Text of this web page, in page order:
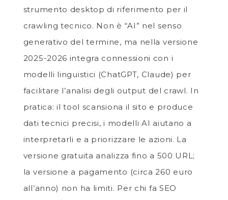
strumento desktop di riferimento per il
crawling tecnico. Non è “AI” nel senso
generativo del termine, ma nella versione
2025-2026 integra connessioni con i
modelli linguistici (ChatGPT, Claude) per
facilitare l’analisi degli output del crawl. In
pratica: il tool scansiona il sito e produce
dati tecnici precisi, i modelli AI aiutano a
interpretarli e a priorizzare le azioni. La
versione gratuita analizza fino a 500 URL;
la versione a pagamento (circa 260 euro
all’anno) non ha limiti. Per chi fa SEO